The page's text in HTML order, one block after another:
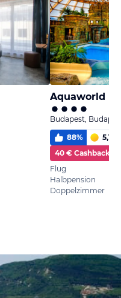
Aquaworld
Budapest,
88% 5,1
40 € Cashback
Flug
Halbpension
Doppelzimmer